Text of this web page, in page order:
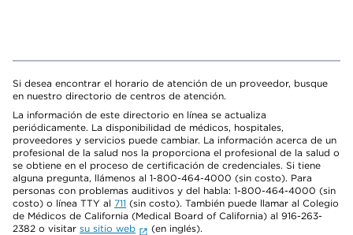
Si desea encontrar el horario de atención de un proveedor, busque
en nuestro directorio de centros de atención.
La información de este directorio en línea se actualiza
periódicamente. La disponibilidad de médicos, hospitales,
proveedores y servicios puede cambiar. La información acerca de un
profesional de la salud nos la proporciona el profesional de la salud o
se obtiene en el proceso de certificación de credenciales. Si tiene
alguna pregunta, llámenos al 1-800-464-4000 (sin costo). Para
personas con problemas auditivos y del habla: 1-800-464-4000 (sin
costo) o línea TTY al 711 (sin costo). También puede llamar al Colegio
de Médicos de California (Medical Board of California) al 916-263-
2382 o visitar su sitio web
(en inglés).